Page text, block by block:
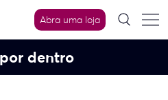
Abra uma loja
dentro